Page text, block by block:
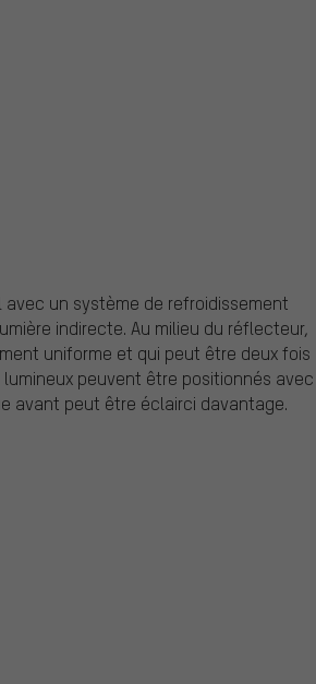
un système de refroidissement
indirecte. Au milieu du réflecteur,
uniforme et qui peut être deux fois
peuvent être positionnés avec
avant peut être éclairci davantage.